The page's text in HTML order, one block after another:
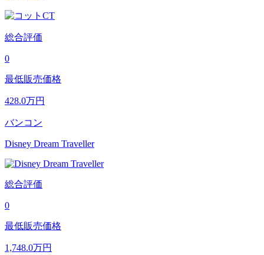
総合評価
0
最低販売価格
428.0万円
バンコン
Disney Dream Traveller
総合評価
0
最低販売価格
1,748.0万円